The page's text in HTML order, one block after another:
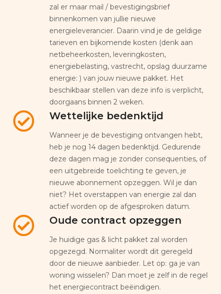
zal er maar mail / bevestigingsbrief
binnenkomen van jullie nieuwe
energieleverancier. Daarin vind je de geldige
tarieven en bijkomende kosten (denk aan
netbeheerkosten, leveringkosten,
energiebelasting, vastrecht, opslag duurzame
energie: ) van jouw nieuwe pakket. Het
beschikbaar stellen van deze info is verplicht,
doorgaans binnen 2 weken.
Wettelijke bedenktijd
Wanneer je de bevestiging ontvangen hebt,
heb je nog 14 dagen bedenktijd. Gedurende
deze dagen mag je zonder consequenties, of
een uitgebreide toelichting te geven, je
nieuwe abonnement opzeggen. Wil je dan
niet? Het overstappen van energie zal dan
actief worden op de afgesproken datum.
Oude contract opzeggen
Je huidige gas & licht pakket zal worden
opgezegd. Normaliter wordt dit geregeld
door de nieuwe aanbieder. Let op: ga je van
woning wisselen? Dan moet je zelf in de regel
het energiecontract beëindigen.